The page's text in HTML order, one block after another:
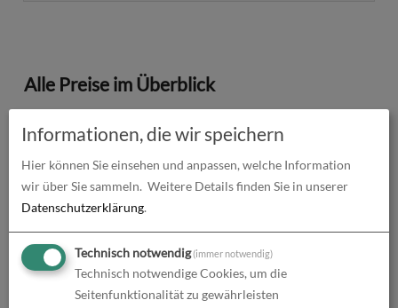
Alle Preise im Überblick
Produkt-Konfiguration
Druckdaten überprüfen 0,00€
Produktion und Versand
Produktions- und Lieferzeit
Informationen, die wir speichern
Hier können Sie einsehen und anpassen, welche Information
wir über Sie sammeln. Weitere Details finden Sie in unserer
Datenschutzerklärung.
Technisch notwendig(immer notwendig)
Technisch notwendige Cookies, um die
Seitenfunktionalität zu gewährleisten